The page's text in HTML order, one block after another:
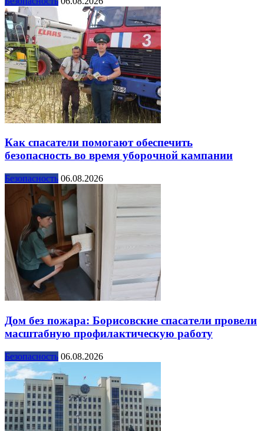
Как спасатели помогают обеспечить
безопасность во время уборочной кампании
Безопасность 06.08.2026
Дом без пожара: Борисовские спасатели провели
масштабную профилактическую работу
Безопасность 06.08.2026